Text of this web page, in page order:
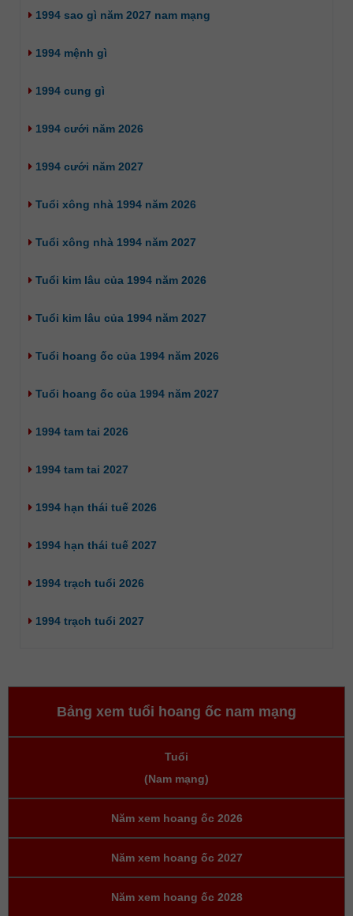
1994 sao gì năm 2027 nam mạng
1994 mệnh gì
1994 cung gì
1994 cưới năm 2026
1994 cưới năm 2027
Tuổi xông nhà 1994 năm 2026
Tuổi xông nhà 1994 năm 2027
Tuổi kim lâu của 1994 năm 2026
Tuổi kim lâu của 1994 năm 2027
Tuổi hoang ốc của 1994 năm 2026
Tuổi hoang ốc của 1994 năm 2027
1994 tam tai 2026
1994 tam tai 2027
1994 hạn thái tuế 2026
1994 hạn thái tuế 2027
1994 trạch tuổi 2026
1994 trạch tuổi 2027
Bảng xem tuổi hoang ốc nam mạng
Tuổi
(Nam mạng)
Năm xem hoang ốc 2026
Năm xem hoang ốc 2027
Năm xem hoang ốc 2028